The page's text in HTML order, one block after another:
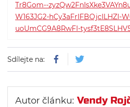
Tr8Gom--
W163JG2-hCy3aFrIFBOjcILHZI-
uoUmCG9A8RwFI-
Sdílejte na:
Autor článku: Vendy